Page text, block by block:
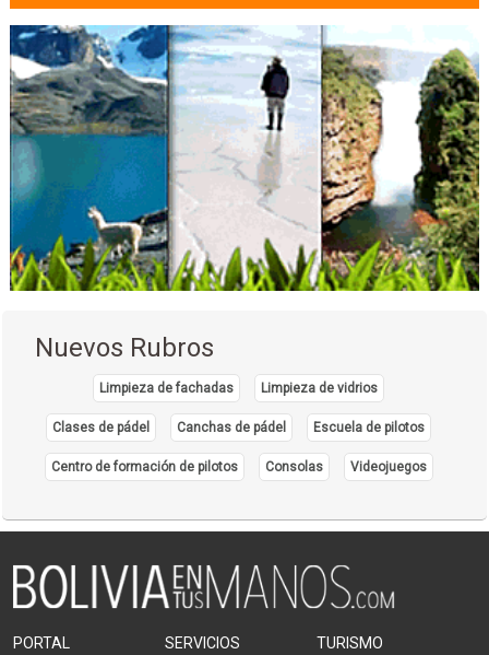
Nuevos Rubros
Limpieza de fachadas Limpieza de vidrios
Clases de pádel Canchas de pádel Escuela de pilotos
Centro de formación de pilotos Consolas Videojuegos
PORTAL SERVICIOS TURISMO